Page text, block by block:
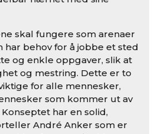
skal fungere som arenaer
har behov for å jobbe et sted
og enkle oppgaver, slik at
og mestring. Dette er to
for alle mennesker,
som kommer ut av
har en solid,
André Anker som er